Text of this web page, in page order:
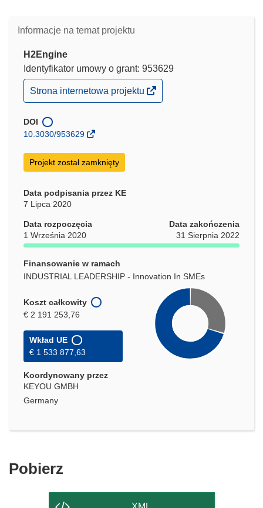
Informacje na temat projektu
H2Engine
Identyfikator umowy o grant: 953629
(odnośnik
otworzy
w
nowym
Strona internetowa projektu
DOI
10.3030/953629
Projekt został zamknięty
Data podpisania przez KE
7 Lipca 2020
Data rozpoczęcia
1 Września 2020
Data zakończenia
31 Sierpnia 2022
Finansowanie w ramach
INDUSTRIAL LEADERSHIP - Innovation In SMEs
Koszt całkowity
€ 2 191 253,76
Wkład UE
€ 1 533 877,63
Koordynowany przez
KEYOU GMBH
Germany
Pobierz